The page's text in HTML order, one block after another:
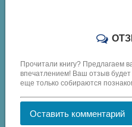
Прочитали книгу? Предлагаем
впечатлением! Ваш отзыв
еще только собираются
Оставить комментарий